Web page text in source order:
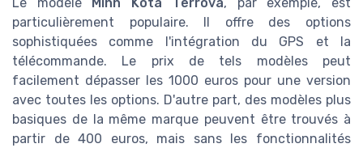
particulièrement populaire. Il offre des options
sophistiquées comme l'intégration du GPS et la
télécommande. Le prix de tels modèles peut
facilement dépasser les 1000 euros pour une version
avec toutes les options. D'autre part, des modèles plus
basiques de la même marque peuvent être trouvés à
partir de 400 euros, mais sans les fonctionnalités